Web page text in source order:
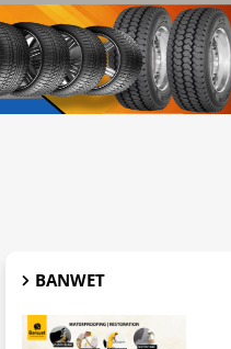
BANWET